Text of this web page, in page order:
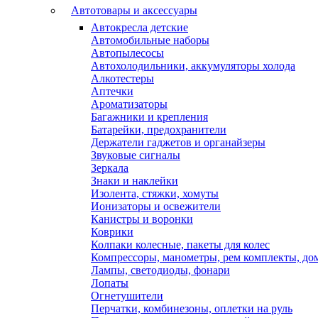
Автотовары и аксессуары
Автокресла детские
Автомобильные наборы
Автопылесосы
Автохолодильники, аккумуляторы холода
Алкотестеры
Аптечки
Ароматизаторы
Багажники и крепления
Батарейки, предохранители
Держатели гаджетов и органайзеры
Звуковые сигналы
Зеркала
Знаки и наклейки
Изолента, стяжки, хомуты
Ионизаторы и освежители
Канистры и воронки
Коврики
Колпаки колесные, пакеты для колес
Компрессоры, манометры, рем комплекты,
Лампы, светодиоды, фонари
Лопаты
Огнетушители
Перчатки, комбинезоны, оплетки на руль